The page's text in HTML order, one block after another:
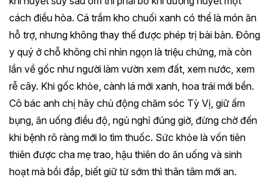
cách điều hòa. Cá trắm kho chuối xanh có thể là món ăn
hỗ trợ, nhưng không thay thế được phép trị bài bản. Đông
y quý ở chỗ không chỉ nhìn ngọn là triệu chứng, mà còn
lần về gốc như người làm vườn xem đất, xem nước, xem
rễ cây. Khi gốc khỏe, cành lá mới xanh, hoa trái mới bền.
Cô bác anh chị hãy chủ động chăm sóc Tỳ Vị, giữ ấm
bụng, ăn uống điều độ, ngủ nghỉ đúng giờ, đừng chờ đến
khi bệnh rõ ràng mới lo tìm thuốc. Sức khỏe là vốn tiên
thiên được cha mẹ trao, hậu thiên do ăn uống và sinh
hoạt mà bồi đắp, biết giữ từ sớm thì thân tâm mới an.